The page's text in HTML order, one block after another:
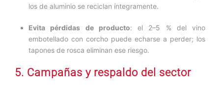
los de aluminio se reciclan íntegramente.
Evita pérdidas de producto: el 2–5 % del vino
embotellado con corcho puede echarse a perder; los
tapones de rosca eliminan ese riesgo.
5. Campañas y respaldo del sector